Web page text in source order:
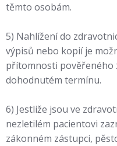
těmto osobám.
5) Nahlížení do
výpisů nebo kopií je
přítomnosti pověřeného
dohodnutém termínu.
6) Jestliže jsou ve
nezletilém pacientovi
zákonném zástupci,